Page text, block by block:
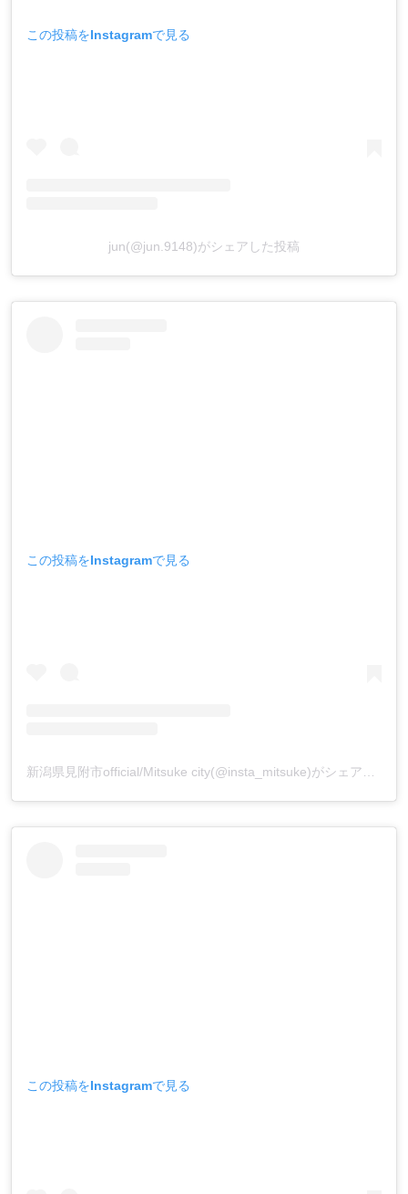
この投稿をInstagramで見る
jun(@jun.9148)がシェアした投稿
この投稿をInstagramで見る
新潟県見附市official/Mitsuke city(@insta_mitsuke)がシェアした投稿
この投稿をInstagramで見る